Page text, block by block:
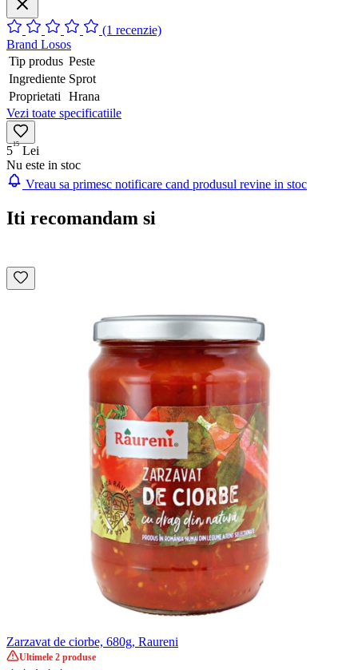
(1 recenzie)
Brand Losos
Tip produs Peste
Ingrediente Sprot
Proprietati
Hrana
Vezi toate specificatiile
515 Lei
Nu este in stoc
Vreau sa primesc notificare cand produsul revine in stoc
Iti recomandam si
Zarzavat de ciorbe, 680g, Raureni
Ultimele 2 produse